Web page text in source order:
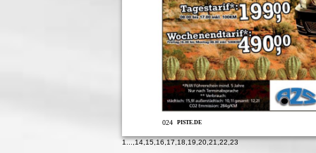
024 PISTE.DE
1...,14,15,16,17,18,19,20,21,22,23